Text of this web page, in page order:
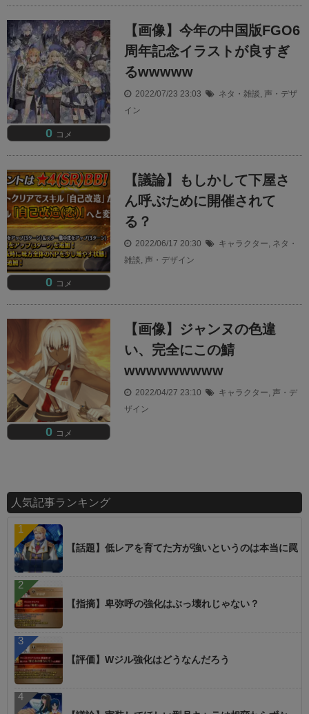
0 コメ
【画像】今年の中国版FGO6
周年記念イラストが良すぎ
るwwwww
2022/07/23 23:03 ネタ・雑談, 声・デザ
イン
0 コメ
【議論】もしかして下屋さ
ん呼ぶために開催されて
る？
2022/06/17 20:30 キャラクター, ネタ・
雑談, 声・デザイン
0 コメ
【画像】ジャンヌの色違
い、完全にこの鯖
wwwwwwwww
2022/04/27 23:10 キャラクター, 声・デ
ザイン
人気記事ランキング
【話題】低レアを育てた方が強いというのは本当に罠
【指摘】卑弥呼の強化はぶっ壊れじゃない？
【評価】Wジル強化はどうなんだろう